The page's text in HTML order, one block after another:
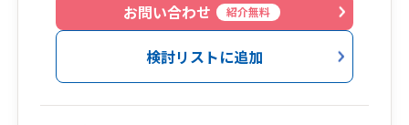
お問い合わせ
紹介無料
検討リストに追加